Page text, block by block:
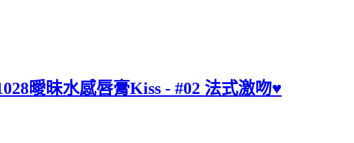
曖昧水感唇膏Kiss - #02 法式激吻♥